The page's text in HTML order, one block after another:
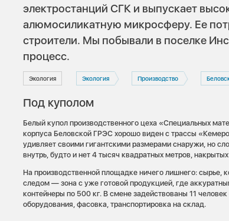
электростанций СГК и выпускает
алюмосиликатную микросферу. Ее
строители. Мы побывали в поселке
процесс.
Экология Экология Производство
Под куполом
Белый купол производственного цеха «Специальных
корпуса Беловской ГРЭС хорошо виден с трассы
удивляет своими гигантскими размерами снаружи, но
внутрь, будто и нет 4 тысяч квадратных метров,
На производственной площадке ничего лишнего:
следом — зона с уже готовой продукцией, где
контейнеры по 500 кг. В смене задействованы 11
оборудования, фасовка, транспортировка на склад.